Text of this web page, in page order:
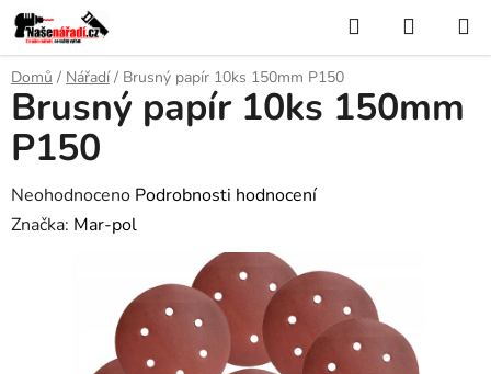
Přejít
na
obsah
Hledat
KOŠÍK
Domů / Nářadí / Brusný papír 10ks 150mm P150
Brusný papír 10ks 150mm
P150
Průměrné
hodnocení
Neohodnoceno Podrobnosti hodnocení
Značka: Mar-pol